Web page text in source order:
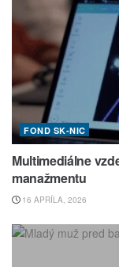
FOND SK-NIC
Multimediálne
manažmentu
16 APRÍLA, 2026